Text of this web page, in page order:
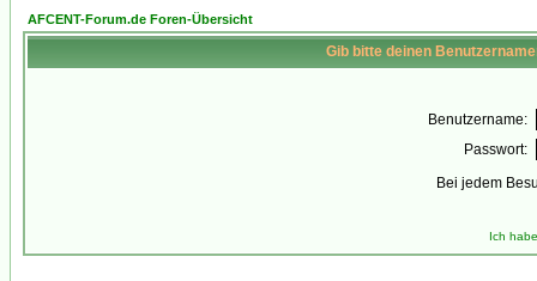
AFCENT-Forum.de Foren-Übersicht
Gib bitte deinen
Benutzername:
Passwort:
Bei jedem
Ich